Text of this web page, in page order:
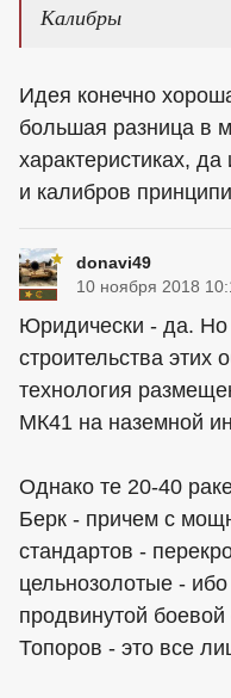
Калибры
Идея конечно
большая разница в
характеристиках,
и калибров
donavi49
10 ноября 2018
Юридически - да. Но
строительства этих
технология
МК41 на наземной
Однако те 20-40
Берк - причем с
стандартов -
цельнозолотые -
продвинутой
Топоров - это все